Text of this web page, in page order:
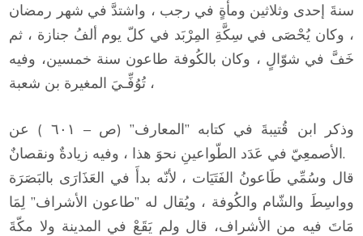
سنةَ إحدى وثلاثين ومأةٍ في رجب ، واشتدَّ في شهر رمضان
، وكان يُحْصَى في سِكَّةِ المِرْبَد في كلّ يوم ألفُ جنازة ، ثم
خَفَّ في شوّالٍ ، وكان بالكُوفة طاعون سنة خمسين، وفيه
تُوُفِّـيَ المغيرة بن شعبة ،
وذكر ابن قُتيبةَ في كتابه ”المعارف” (ص – ٦٠١ ) عن
الأصمعِيّ في عَدَد الطّواعينِ نحوَ هذا ، وفيه زيادةٌ ونقصانٌ.
قال وسُمِّي طَاعونُ الفَتَيَات ، لأنّه بدأَ في العَذَارَى بالبَصَرَة
وواسِطَ والشّام والكُوفة ، ويُقال له ”طاعون الأشراف” لِمَا
مَاتَ فيه من الأشراف، قال ولم يَقَعْ في المدينة ولا مكّةَ